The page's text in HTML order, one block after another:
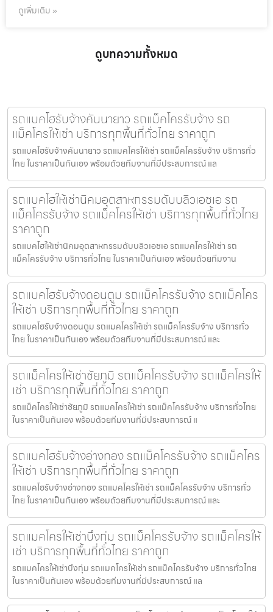
ดูเพิ่มเติม »
ดูบทความทั้งหมด
รถแบคโฮรับจ้างคันนายาว รถแม็คโครรับจ้าง รถ
แม็คโครให้เช่า บริการทุกพื้นที่ทั่วไทย ราคาถูก
รถแบคโฮรับจ้างคันนายาว รถแมคโครให้เช่า รถแม็คโครรับจ้าง บริการทั่ว
ไทย ในราคาเป็นกันเอง พร้อมด้วยทีมงานที่มีประสบการณ์ แล
รถแบคโฮให้เช่านิคมอุตสาหกรรมดับบลิวเอชเอ รถ
แม็คโครรับจ้าง รถแม็คโครให้เช่า บริการทุกพื้นที่ทั่วไทย
ราคาถูก
รถแบคโฮให้เช่านิคมอุตสาหกรรมดับบลิวเอชเอ รถแมคโครให้เช่า รถ
แม็คโครรับจ้าง บริการทั่วไทย ในราคาเป็นกันเอง พร้อมด้วยทีมงาน
รถแบคโฮรับจ้างดอนตูม รถแม็คโครรับจ้าง รถแม็คโคร
ให้เช่า บริการทุกพื้นที่ทั่วไทย ราคาถูก
รถแบคโฮรับจ้างดอนตูม รถแมคโครให้เช่า รถแม็คโครรับจ้าง บริการทั่ว
ไทย ในราคาเป็นกันเอง พร้อมด้วยทีมงานที่มีประสบการณ์ และ
รถแม็คโครให้เช่าชัยภูมิ รถแม็คโครรับจ้าง รถแม็คโครให้
เช่า บริการทุกพื้นที่ทั่วไทย ราคาถูก
รถแม็คโครให้เช่าชัยภูมิ รถแมคโครให้เช่า รถแม็คโครรับจ้าง บริการทั่วไทย
ในราคาเป็นกันเอง พร้อมด้วยทีมงานที่มีประสบการณ์ แ
รถแบคโฮรับจ้างอ่างทอง รถแม็คโครรับจ้าง รถแม็คโคร
ให้เช่า บริการทุกพื้นที่ทั่วไทย ราคาถูก
รถแบคโฮรับจ้างอ่างทอง รถแมคโครให้เช่า รถแม็คโครรับจ้าง บริการทั่ว
ไทย ในราคาเป็นกันเอง พร้อมด้วยทีมงานที่มีประสบการณ์ และ
รถแมคโครให้เช่าบึงกุ่ม รถแม็คโครรับจ้าง รถแม็คโครให้
เช่า บริการทุกพื้นที่ทั่วไทย ราคาถูก
รถแมคโครให้เช่าบึงกุ่ม รถแมคโครให้เช่า รถแม็คโครรับจ้าง บริการทั่วไทย
ในราคาเป็นกันเอง พร้อมด้วยทีมงานที่มีประสบการณ์ แล